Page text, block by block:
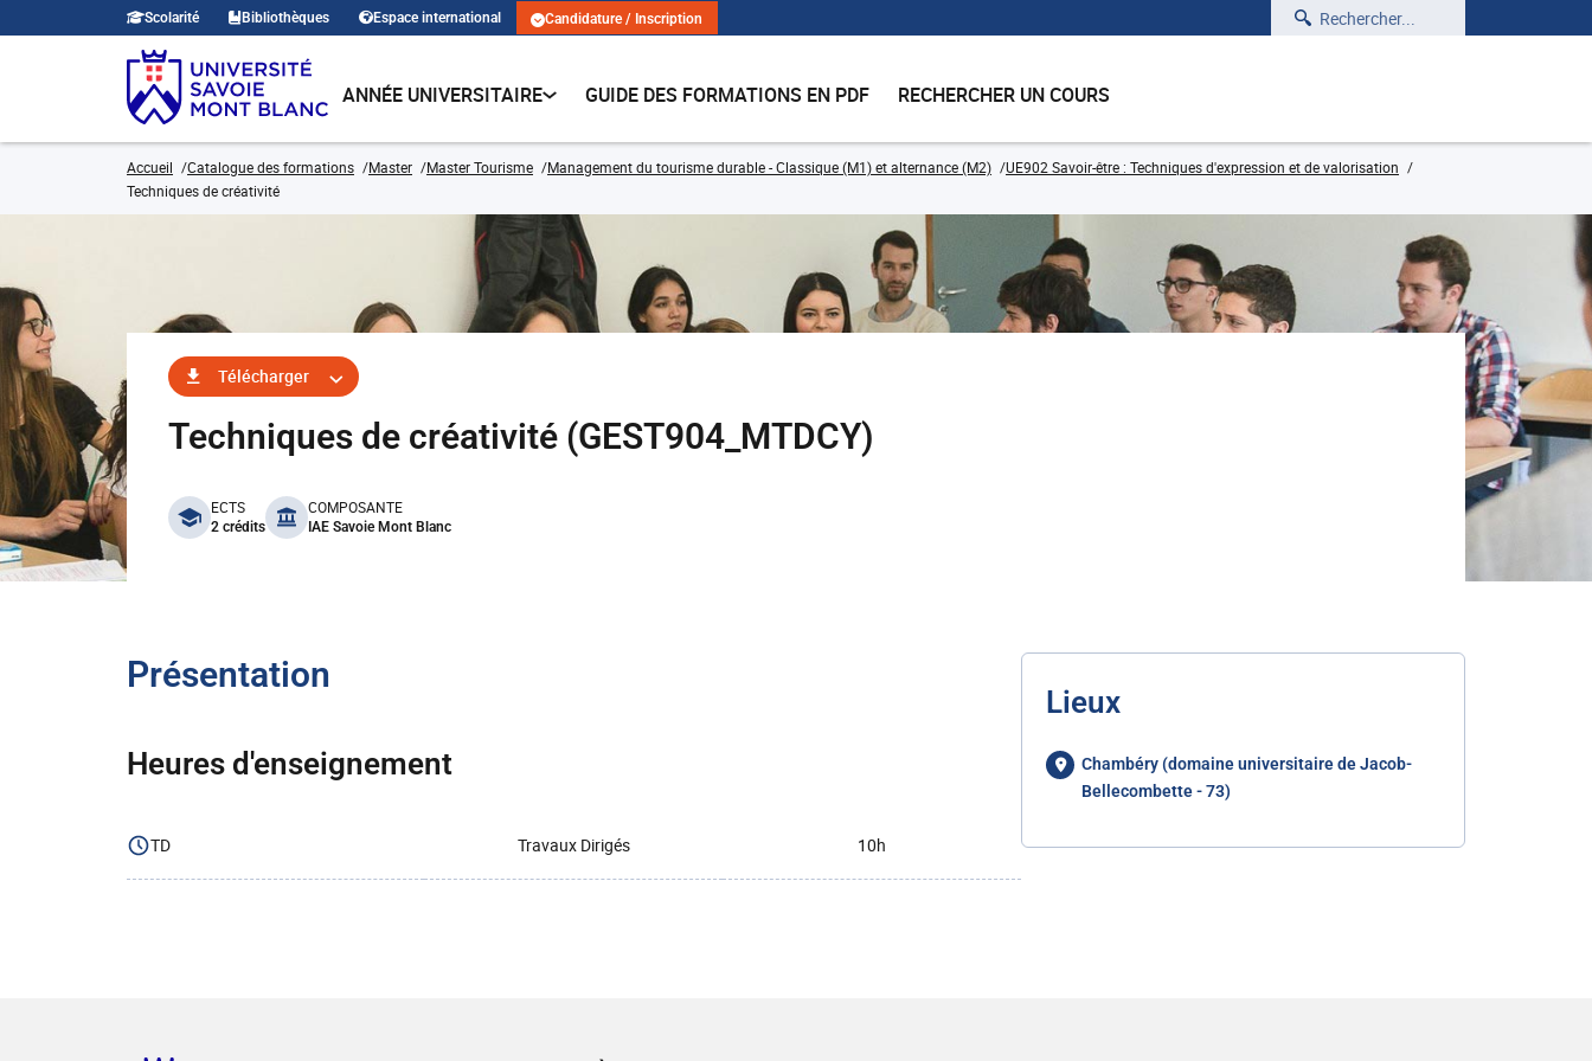
Scolarité Bibliothèques Espace international Candidature / Inscription Rechercher
ANNÉE UNIVERSITAIRE GUIDE DES FORMATIONS EN PDF RECHERCHER UN COURS
Accueil Catalogue des formations Master Master Tourisme Management du tourisme durable - Classique (M1) et alternance (M2)
UE902 Savoir-être : Techniques d'expression et de valorisation
Techniques de créativité
Télécharger
Techniques de créativité (GEST904_MTDCY)
benefits
ECTS
2 crédits
COMPOSANTE
IAE Savoie Mont Blanc
Présentation
Heures d'enseignement
TD Travaux Dirigés 10h
Lieux
Chambéry (domaine universitaire de Jacob-
Bellecombette - 73)